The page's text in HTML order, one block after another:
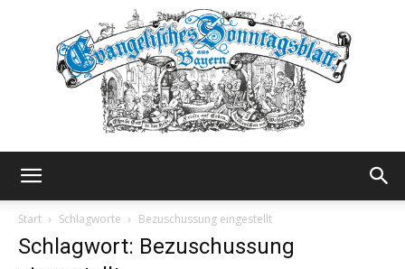
Start Schlagworte Bezuschussung eingestellt
Schlagwort: Bezuschussung